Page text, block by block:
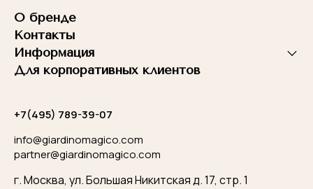
О бренде
Контакты
Информация
Для корпоративных клиентов
+7(495) 789-39-07
info@giardinomagico.com
partner@giardinomagico.com
г. Москва, ул. Большая Никитская д. 17, стр. 1